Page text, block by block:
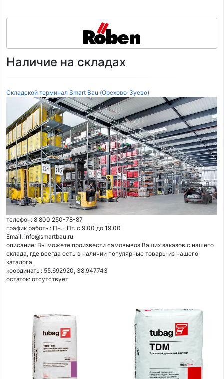
Наличие на складах
Складской терминал Smart Bau (Орехово-Зуево)
телефон: 8 800 250-78-87
график работы: Пн.- Пт. с 9:00 до 19:00
Email: info@smartbau.ru
описание: Вы можете произвести самовывоз Ваших заказов с нашего
склада, где всегда есть в наличии популярные товары из нашего
каталога.
координаты: 55.692920, 38.947743
остаток: отсутствует